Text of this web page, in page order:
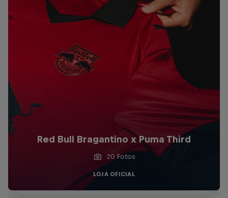
Red Bull Bragantino x Puma Third
20 Fotos
LOJA OFICIAL